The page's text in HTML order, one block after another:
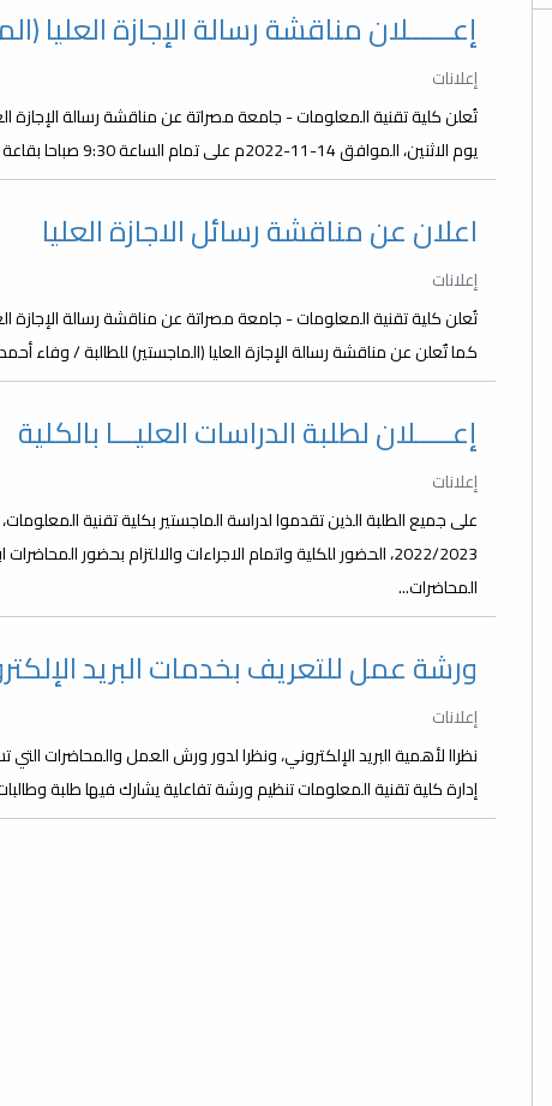
إعــــــلان مناقشة رسالة الإجازة العليا
إعلانات
تُعلن كلية تقنية المعلومات - جامعة مصراتة عن مناقشة رسالة الإجازة
يوم الاثنين، الموافق 14-11-2022م على تمام الساعة 9:30 صباحا بقاعة الشهداء بالكلية.
اعلان عن مناقشة رسائل الاجازة العليا
إعلانات
تُعلن كلية تقنية المعلومات - جامعة مصراتة عن مناقشة رسالة الإجازة
كما تٌعلن عن مناقشة رسالة الإجازة العليا (الماجستير) للطالبة / وفاء
إعـــــلان لطلبة الدراسات العليـــا بالكلية
إعلانات
2022/2023، الحضور للكلية واتمام الاجراءات والالتزام بحضور
المحاضرات...
ورشة عمل للتعريف بخدمات البريد
إعلانات
نظراا ﻷهمية البريد الإلكتروني، ونظرا لدور ورش العمل والمحاضرات
إدارة كلية تقنية المعلومات تنظيم ورشة تفاعلية يشارك فيها طلبة